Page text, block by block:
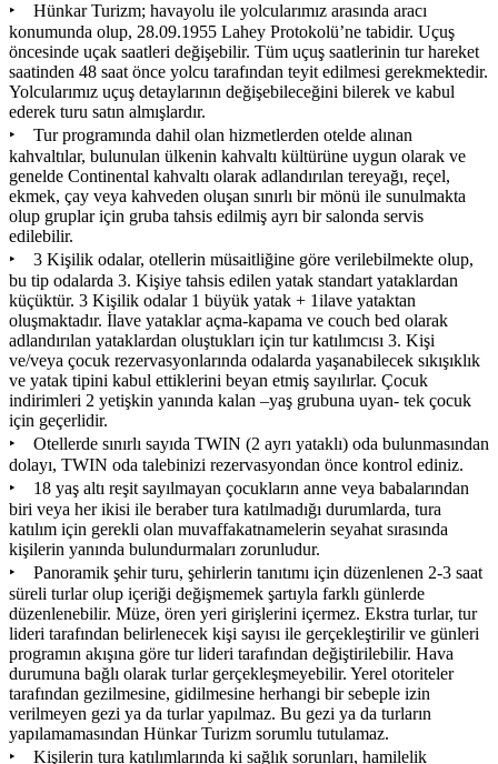
‣ Hünkar Turizm; havayolu ile yolcularımız arasında aracı
konumunda olup, 28.09.1955 Lahey Protokolü’ne tabidir. Uçuş
öncesinde uçak saatleri değişebilir. Tüm uçuş saatlerinin tur hareket
saatinden 48 saat önce yolcu tarafından teyit edilmesi gerekmektedir.
Yolcularımız uçuş detaylarının değişebileceğini bilerek ve kabul
ederek turu satın almışlardır.
‣ Tur programında dahil olan hizmetlerden otelde alınan
kahvaltılar, bulunulan ülkenin kahvaltı kültürüne uygun olarak ve
genelde Continental kahvaltı olarak adlandırılan tereyağı, reçel,
ekmek, çay veya kahveden oluşan sınırlı bir mönü ile sunulmakta
olup gruplar için gruba tahsis edilmiş ayrı bir salonda servis
edilebilir.
‣ 3 Kişilik odalar, otellerin müsaitliğine göre verilebilmekte olup,
bu tip odalarda 3. Kişiye tahsis edilen yatak standart yataklardan
küçüktür. 3 Kişilik odalar 1 büyük yatak + 1ilave yataktan
oluşmaktadır. İlave yataklar açma-kapama ve couch bed olarak
adlandırılan yataklardan oluştukları için tur katılımcısı 3. Kişi
ve/veya çocuk rezervasyonlarında odalarda yaşanabilecek sıkışıklık
ve yatak tipini kabul ettiklerini beyan etmiş sayılırlar. Çocuk
indirimleri 2 yetişkin yanında kalan –yaş grubuna uyan- tek çocuk
için geçerlidir.
‣ Otellerde sınırlı sayıda TWIN (2 ayrı yataklı) oda bulunmasından
dolayı, TWIN oda talebinizi rezervasyondan önce kontrol ediniz.
‣ 18 yaş altı reşit sayılmayan çocukların anne veya babalarından
biri veya her ikisi ile beraber tura katılmadığı durumlarda, tura
katılım için gerekli olan muvaffakatnamelerin seyahat sırasında
kişilerin yanında bulundurmaları zorunludur.
‣ Panoramik şehir turu, şehirlerin tanıtımı için düzenlenen 2-3 saat
süreli turlar olup içeriği değişmemek şartıyla farklı günlerde
düzenlenebilir. Müze, ören yeri girişlerini içermez. Ekstra turlar, tur
lideri tarafından belirlenecek kişi sayısı ile gerçekleştirilir ve günleri
programın akışına göre tur lideri tarafından değiştirilebilir. Hava
durumuna bağlı olarak turlar gerçekleşmeyebilir. Yerel otoriteler
tarafından gezilmesine, gidilmesine herhangi bir sebeple izin
verilmeyen gezi ya da turlar yapılmaz. Bu gezi ya da turların
yapılamamasından Hünkar Turizm sorumlu tutulamaz.
‣ Kişilerin tura katılımlarında ki sağlık sorunları, hamilelik